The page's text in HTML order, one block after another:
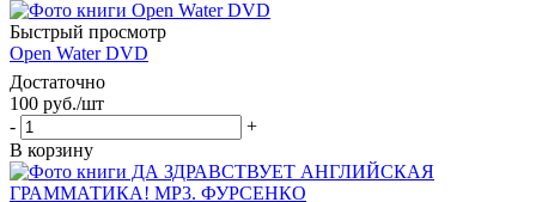
Быстрый просмотр
Open Water DVD
Достаточно
100 руб./шт
-
+
В корзину